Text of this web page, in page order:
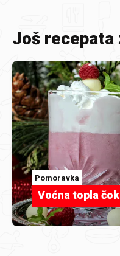
Još recepata
Pomoravka
Voćna topla